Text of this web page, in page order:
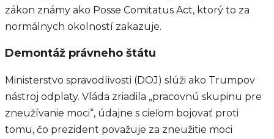
zákon známy ako Posse Comitatus Act, ktorý to za
normálnych okolností zakazuje.
Demontáž právneho štátu
Ministerstvo spravodlivosti (DOJ) slúži ako Trumpov
nástroj odplaty. Vláda zriadila „pracovnú skupinu pre
zneužívanie moci“, údajne s cieľom bojovať proti
tomu, čo prezident považuje za zneužitie moci